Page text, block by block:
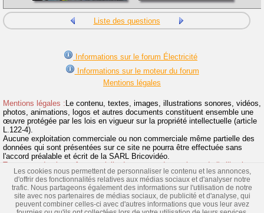
Vidéos|Dossiers|Fiches|Toute l'électricité| Fabricants|
Articles|Images|Schémas électriques
Liste des questions
Informations sur le forum Électricité
Informations sur le moteur du forum
Mentions légales
Mentions légales : Le contenu, textes, images, illustrations sonores, vidéos,
photos, animations, logos et autres documents constituent ensemble une
œuvre protégée par les lois en vigueur sur la propriété intellectuelle (article
L.122-4).
Aucune exploitation commerciale ou non commerciale même partielle des
données qui sont présentées sur ce site ne pourra être effectuée sans
l'accord préalable et écrit de la SARL Bricovidéo.
Toute reproduction même partielle du contenu de ce site et de l'utilisation
de la marque Bricovidéo sans autorisation sont interdites et donneront suite
à des poursuites.>> Lire la suite
Les cookies nous permettent de personnaliser le contenu et les annonces,
d'offrir des fonctionnalités relatives aux médias sociaux et d'analyser notre
trafic. Nous partageons également des informations sur l'utilisation de notre
site avec nos partenaires de médias sociaux, de publicité et d'analyse, qui
peuvent combiner celles-ci avec d'autres informations que vous leur avez